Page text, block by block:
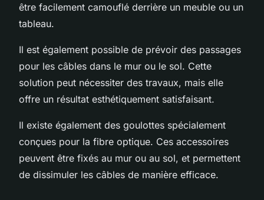
être facilement camouflé derrière un meuble ou un
tableau.
Il est également possible de prévoir des passages
pour les câbles dans le mur ou le sol. Cette
solution peut nécessiter des travaux, mais elle
offre un résultat esthétiquement satisfaisant.
Il existe également des goulottes spécialement
conçues pour la fibre optique. Ces accessoires
peuvent être fixés au mur ou au sol, et permettent
de dissimuler les câbles de manière efficace.